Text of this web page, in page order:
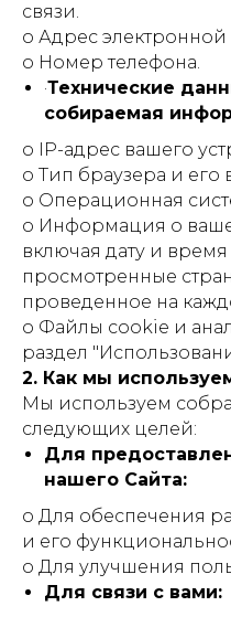
связи.
o Адрес электронной
o Номер телефона.
·Технические
собираемая
o IP-адрес вашего
o Тип браузера и его
o Операционная
o Информация о
включая дату и
просмотренные
проведенное на
o Файлы cookie и
раздел
2. Как мы
Мы используем
следующих целей:
Для
нашего Сайта:
o Для обеспечения
и его
o Для улучшения
Для связи с вами: